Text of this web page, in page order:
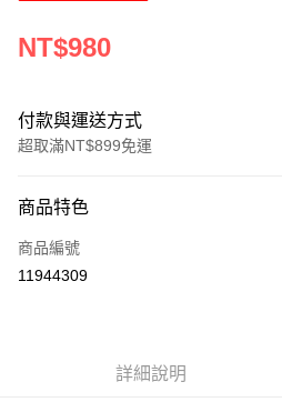
NT$980
付款與運送方式
超取滿NT$899免運
信用卡一次付款
LINE Pay
商品特色
商品編號
11944309
詳細說明